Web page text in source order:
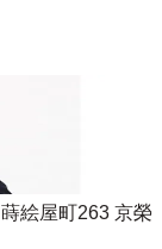
絵屋町263 京榮